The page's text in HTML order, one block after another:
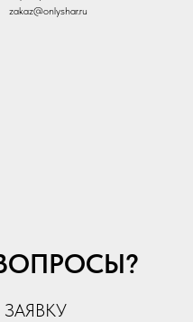
zakaz@onlyshar.ru